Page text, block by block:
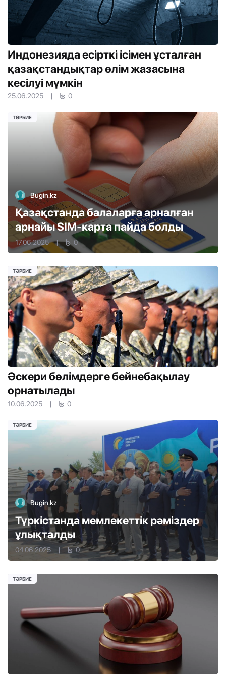
Индонезияда есірткі ісімен ұсталған
қазақстандықтар өлім жазасына
кесілуі мүмкін
25.06.2025 | 0
Bugin.kz
Қазақстанда балаларға арналған
арнайы SIM-карта пайда болды
17.06.2025 | 0
ТӘРБИЕ
Әскери бөлімдерге бейнебақылау
орнатылады
10.06.2025 | 0
ТӘРБИЕ
Bugin.kz
Түркістанда мемлекеттік рәміздер
ұлықталды
04.06.2025 | 0
ТӘРБИЕ
ТӘРБИЕ